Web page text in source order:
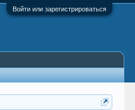
Войти или зарегистрироваться